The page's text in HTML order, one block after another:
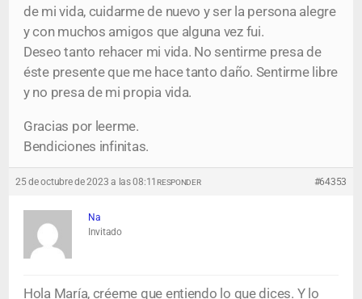
de mi vida, cuidarme de nuevo y ser la persona alegre
y con muchos amigos que alguna vez fui.
Deseo tanto rehacer mi vida. No sentirme presa de
éste presente que me hace tanto daño. Sentirme libre
y no presa de mi propia vida.
Gracias por leerme.
Bendiciones infinitas.
25 de octubre de 2023 a las 08:11 #64353
RESPONDER
Na
Invitado
Hola María, créeme que entiendo lo que dices. Y lo